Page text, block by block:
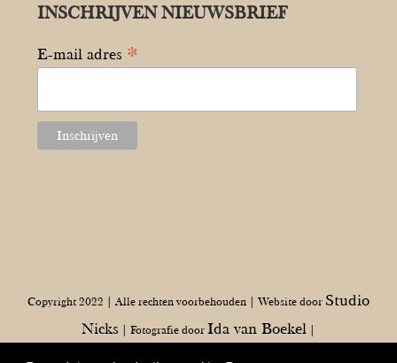
INSCHRIJVEN NIEUWSBRIEF
E-mail adres *
Copyright 2022 | Alle rechten voorbehouden | Website door Studio
Nicks | Fotografie door Ida van Boekel